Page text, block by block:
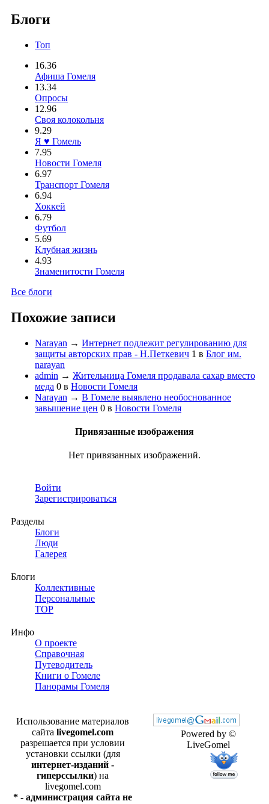
Блоги
Топ
16.36
Афиша Гомеля
13.34
Опросы
12.96
Своя колокольня
9.29
Я ♥ Гомель
7.95
Новости Гомеля
6.97
Транспорт Гомеля
6.94
Хоккей
6.79
Футбол
5.69
Клубная жизнь
4.93
Знаменитости Гомеля
Все блоги
Похожие записи
Narayan → Интернет подлежит регулированию для
защиты авторских прав - Н.Петкевич 1 в Блог им.
narayan
admin → Жительница Гомеля продавала сахар вместо
меда 0 в Новости Гомеля
Narayan → В Гомеле выявлено необоснованное
завышение цен 0 в Новости Гомеля
Привязанные изображения
Нет привязанных изображений.
Войти
Зарегистрироваться
Разделы
Блоги
Люди
Галерея
Блоги
Коллективные
Персональные
TOP
Инфо
О проекте
Справочная
Путеводитель
Книги о Гомеле
Панорамы Гомеля
Powered by ©
LiveGomel
Использование материалов
сайта livegomel.com
разрешается при условии
установки ссылки (для
интернет-изданий -
гиперссылки) на
livegomel.com
* - администрация сайта не